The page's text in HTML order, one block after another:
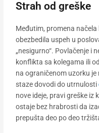
Strah od greške
Međutim, promena
obezbedila uspeh u
„nesigurno“. Povlačenje i
konflikta sa kolegama ili
na ograničenom uzorku je
staze dovodi do utrnulosti
nove ideje, pravi greške iz
ostaje bez hrabrosti da
prepušta deo po deo